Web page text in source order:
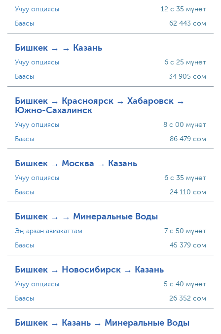
Учуу опциясы
Баасы
12 с 35 мүнөт
62 443 сом
Бишкек → → Казань
Учуу опциясы
Баасы
6 с 25 мүнөт
34 905 сом
Бишкек → Красноярск → Хабаровск →
Южно-Сахалинск
Учуу опциясы
Баасы
8 с 00 мүнөт
86 479 сом
Бишкек → Москва → Казань
Учуу опциясы
Баасы
6 с 35 мүнөт
24 110 сом
Бишкек → → Минеральные Воды
Эң арзан авиакаттам
Баасы
7 с 50 мүнөт
45 379 сом
Бишкек → Новосибирск → Казань
Учуу опциясы
Баасы
5 с 40 мүнөт
26 352 сом
Бишкек → Казань → Минеральные Воды